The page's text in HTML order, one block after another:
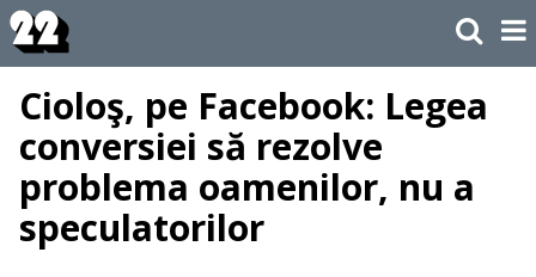
Cioloş, pe Facebook: Legea
conversiei să rezolve
problema oamenilor, nu a
speculatorilor